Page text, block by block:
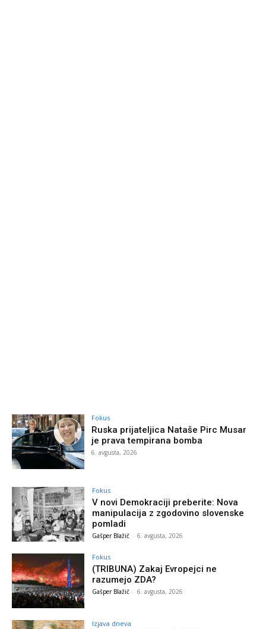
Fokus
Ruska prijateljica Nataše Pirc Musar
je prava tempirana bomba
6. avgusta, 2026
Fokus
V novi Demokraciji preberite: Nova
manipulacija z zgodovino slovenske
pomladi
Gašper Blažič - 6. avgusta, 2026
Fokus
(TRIBUNA) Zakaj Evropejci ne
razumejo ZDA?
Gašper Blažič - 6. avgusta, 2026
Izjava dneva